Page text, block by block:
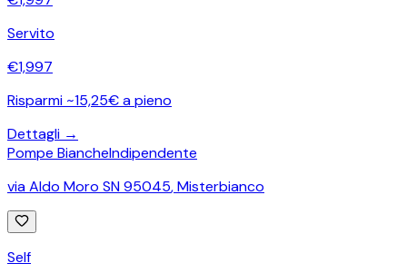
Servito
€1,997
Risparmi ~15,25€ a pieno
Dettagli →
Pompe BiancheIndipendente
via Aldo Moro SN 95045,Misterbianco
Self